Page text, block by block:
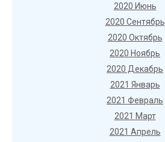
2020 Июнь
2020 Сентябрь
2020 Октябрь
2020 Ноябрь
2020 Декабрь
2021 Январь
2021 Февраль
2021 Март
2021 Апрель